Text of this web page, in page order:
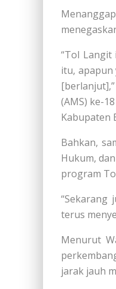
“Tol Langit
itu,
(AMS) ke-
Kabupaten
Bahkan,
Hukum,
program
“Sekarang
terus
Menurut
jarak jauh